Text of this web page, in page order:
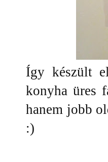
Így készült
konyha üres
hanem jobb
:)